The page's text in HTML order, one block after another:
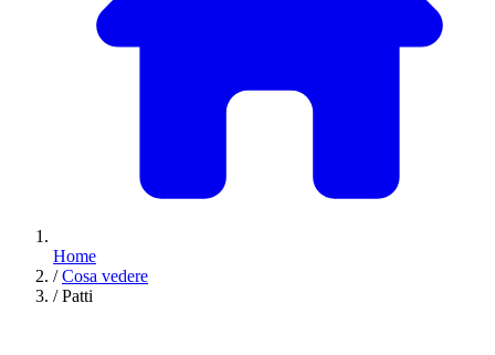
Home
/ Cosa vedere
/ Patti